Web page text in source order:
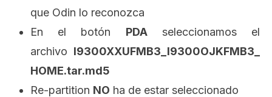
que Odin lo reconozca
En el botón PDAseleccionamos el
archivo I9300XXUFMB3_I9300OJKFMB3_
HOME.tar.md5
Re-partition NO ha de estar seleccionado